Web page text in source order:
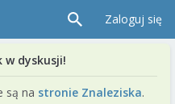
Zaloguj się
w dyskusji!
są na stronie Znaleziska.